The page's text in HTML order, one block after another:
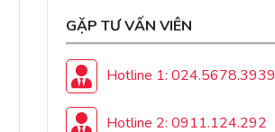
GẶP TƯ VẤN VIÊN
Hotline 1: 024.5678.3939
Hotline 2: 0911.124.292